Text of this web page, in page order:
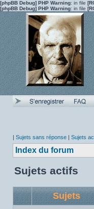
[phpBB Debug] PHP Warning: in file
[phpBB Debug] PHP Warning: in file
| Sujets sans réponse | Sujets
Index du forum
Sujets actifs
Sujets